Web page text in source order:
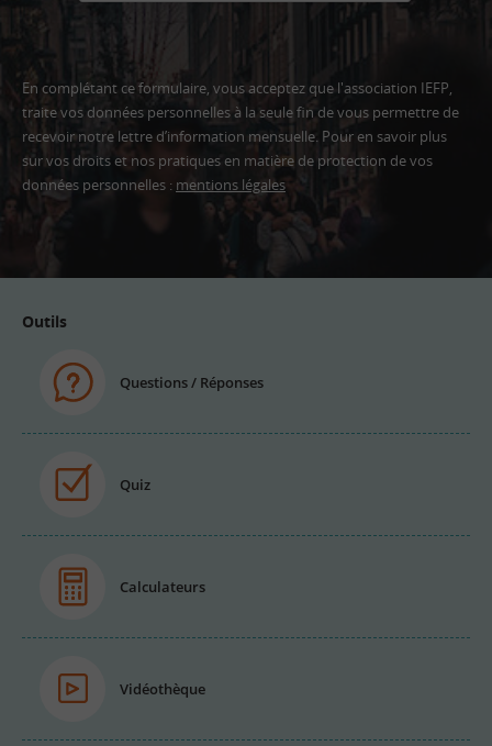
En complétant ce formulaire, vous acceptez que l'association IEFP,
traite vos données personnelles à la seule fin de vous permettre de
recevoir notre lettre d’information mensuelle. Pour en savoir plus
sur vos droits et nos pratiques en matière de protection de vos
données personnelles : mentions légales
Outils
Questions / Réponses
Quiz
Calculateurs
Vidéothèque